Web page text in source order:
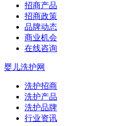
招商产品
招商政策
品牌动态
商业机会
在线咨询
婴儿洗护网
洗护招商
洗护产品
洗护品牌
行业资讯